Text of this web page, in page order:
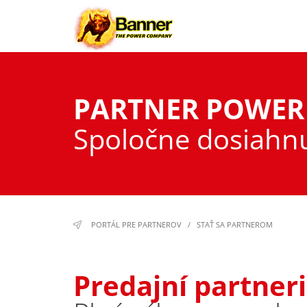
PARTNER POWER
Spoločne
PORTÁL PRE PARTNEROV / STAŤ SA PARTNEROM
Predajní partneri